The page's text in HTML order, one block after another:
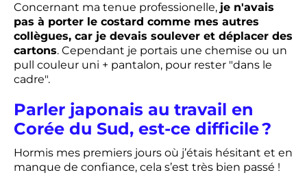
Concernant ma tenue professionelle, je n'avais
pas à porter le costard comme mes autres
collègues, car je devais soulever et déplacer des
cartons. Cependant je portais une chemise ou un
pull couleur uni + pantalon, pour rester "dans le
cadre".
Parler japonais au travail en
Corée du Sud, est-ce difficile ?
Hormis mes premiers jours où j’étais hésitant et en
manque de confiance, cela s’est très bien passé !